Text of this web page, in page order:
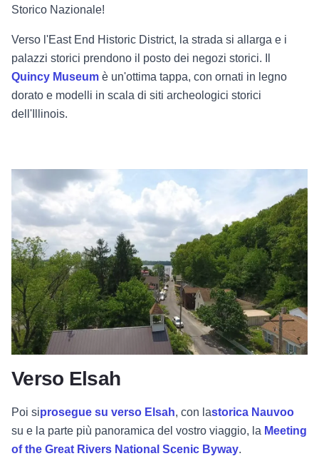
Storico Nazionale!
Verso l'East End Historic District, la strada si allarga e i
palazzi storici prendono il posto dei negozi storici. Il
Quincy Museum è un'ottima tappa, con ornati in legno
dorato e modelli in scala di siti archeologici storici
dell'Illinois.
Verso Elsah
Poi siprosegue su verso Elsah, con lastorica Nauvoo
su e la parte più panoramica del vostro viaggio, la Meeting
of the Great Rivers National Scenic Byway.